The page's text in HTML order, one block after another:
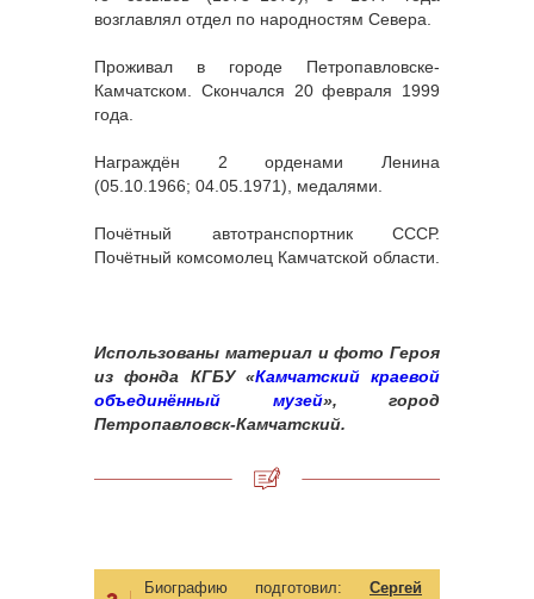
возглавлял отдел по народностям Севера.
Проживал в городе Петропавловске-
Камчатском. Скончался 20 февраля 1999
года.
Награждён 2 орденами Ленина
(05.10.1966; 04.05.1971), медалями.
Почётный автотранспортник СССР.
Почётный комсомолец Камчатской области.
Использованы материал и фото Героя
из фонда КГБУ «Камчатский краевой
объединённый музей», город
Петропавловск-Камчатский.
Биографию подготовил: Сергей